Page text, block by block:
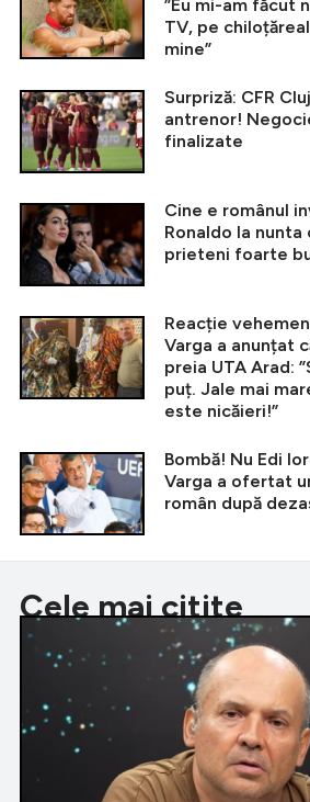
”Eu mi-am făcut
TV, pe
mine”
Surpriză: CFR
antrenor!
finalizate
Cine e românul
Ronaldo la nunta
prieteni foarte
Reacție
Varga a anunțat
preia UTA Arad:
puț. Jale mai
este nicăieri!”
Bombă! Nu Edi
Varga a ofertat
român după
Cele mai citite